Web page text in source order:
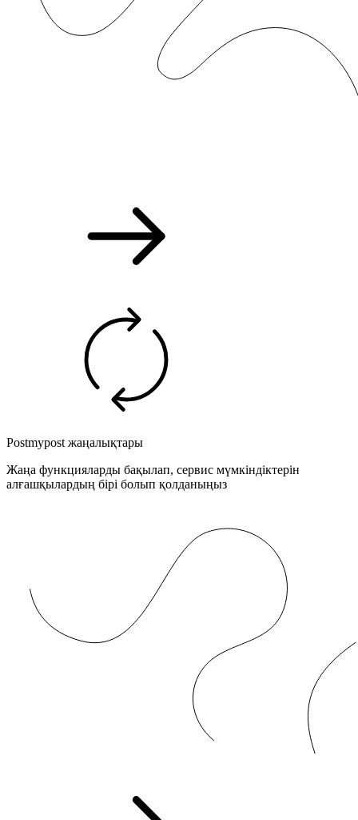
Postmypost жаңалықтары
Жаңа функцияларды бақылап, сервис мүмкіндіктерін
алғашқылардың бірі болып қолданыңыз